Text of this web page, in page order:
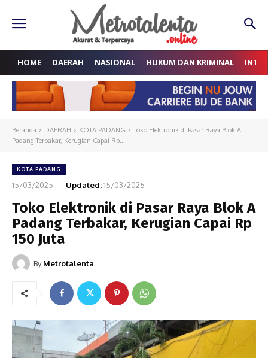
HOME DAERAH NASIONAL HUKUM DAN KRIMINAL
Beranda DAERAH KOTA PADANG
Toko Elektronik di Pasar Raya Blok A
Padang Terbakar, Kerugian Capai Rp...
KOTA PADANG
15/03/2025 Updated:15/03/2025
Toko Elektronik di Pasar Raya Blok A
Padang Terbakar, Kerugian Capai Rp
150 Juta
By Metrotalenta